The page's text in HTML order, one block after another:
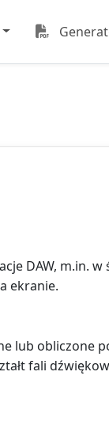
DAW, m.in.
ekranie.
lub obliczone
fali